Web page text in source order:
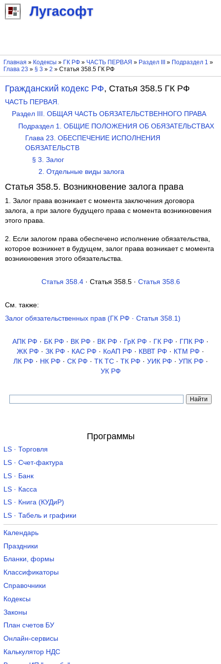
Лугасофт
Главная » Кодексы » ГК РФ» ЧАСТЬ ПЕРВАЯ » Раздел III » Подраздел 1 »
Глава 23 » § 3 » 2 » Статья 358.5 ГК РФ
Гражданский кодекс РФ, Статья 358.5 ГК РФ
ЧАСТЬ ПЕРВАЯ.
Раздел III. ОБЩАЯ ЧАСТЬ ОБЯЗАТЕЛЬСТВЕННОГО ПРАВА
Подраздел 1. ОБЩИЕ ПОЛОЖЕНИЯ ОБ ОБЯЗАТЕЛЬСТВАХ
Глава 23. ОБЕСПЕЧЕНИЕ ИСПОЛНЕНИЯ
ОБЯЗАТЕЛЬСТВ
§ 3. Залог
2. Отдельные виды залога
Статья 358.5. Возникновение залога права
1. Залог права возникает с момента заключения договора
залога, а при залоге будущего права с момента возникновения
этого права.
2. Если залогом права обеспечено исполнение обязательства,
которое возникнет в будущем, залог права возникает с момента
возникновения этого обязательства.
Статья 358.4· Статья 358.5 · Статья 358.6
См. также:
Залог обязательственных прав (ГК РФ · Статья 358.1)
АПК РФ · БК РФ · ВК РФ · ВК РФ · ГрК РФ · ГК РФ · ГПК РФ ·
ЖК РФ · ЗК РФ · КАС РФ · КоАП РФ · КВВТ РФ · КТМ РФ ·
ЛК РФ · НК РФ · СК РФ · ТК TC· ТК РФ · УИК РФ · УПК РФ ·
УК РФ
Программы
LS · Торговля
LS · Счет-фактура
LS · Банк
LS · Касса
LS · Книга (КУДиР)
LS · Табель и графики
Календарь
Праздники
Бланки, формы
Классификаторы
Справочники
Кодексы
Законы
План счетов БУ
Онлайн-сервисы
Калькулятор НДС